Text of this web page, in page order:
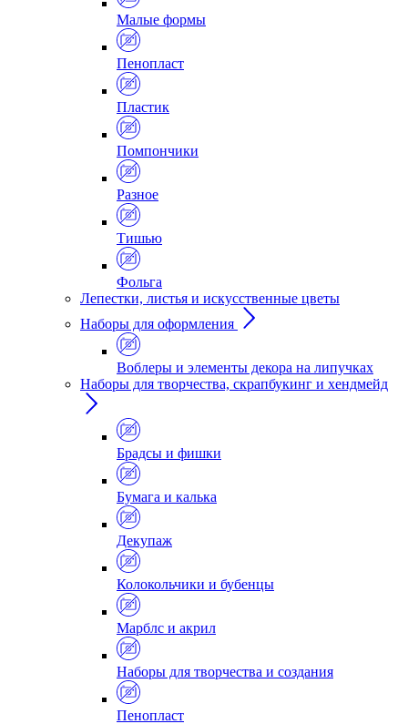
Малые формы
Пенопласт
Пластик
Помпончики
Разное
Тишью
Фольга
Лепестки, листья и искусственные цветы
Наборы для оформления
Воблеры и элементы декора на липучках
Наборы для творчества, скрапбукинг и хендмейд
Брадсы и фишки
Бумага и калька
Декупаж
Колокольчики и бубенцы
Марблс и акрил
Наборы для творчества и создания
Пенопласт